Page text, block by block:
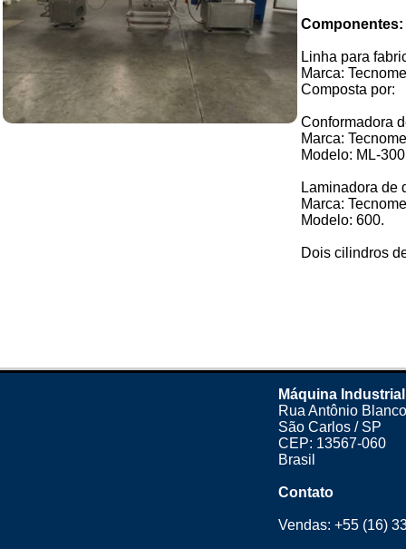
Componentes:
Linha para
Marca:
Composta por:
Conformadora
Marca:
Modelo: ML-
Laminadora de
Marca:
Modelo: 600.
Dois cilindros
Máquina Industrial
Rua Antônio
São Carlos / SP
CEP: 13567-060
Brasil
Contato
Vendas:+55 (16)